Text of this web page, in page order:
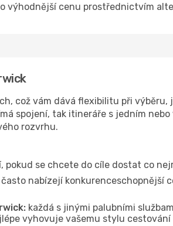
výhodnější cenu prostřednictvím
což vám dává flexibilitu při
spojení, tak itineráře s jedním
rozvrhu.
pokud se chcete do cíle dostat co
nabízejí konkurenceschopnější
každá s jinými palubními
vyhovuje vašemu stylu